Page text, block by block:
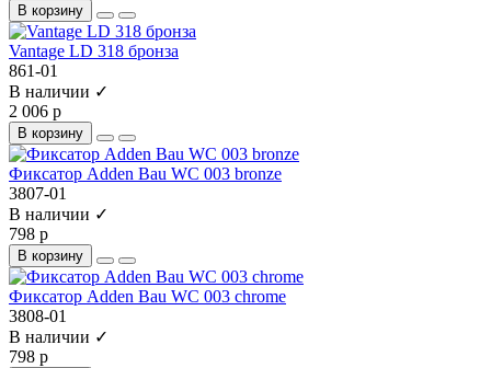
В корзину
Vantage LD 318 бронза
861-01
В наличии ✓
2 006 р
В корзину
Фиксатор Adden Bau WC 003 bronze
3807-01
В наличии ✓
798 р
В корзину
Фиксатор Adden Bau WC 003 chrome
3808-01
В наличии ✓
798 р